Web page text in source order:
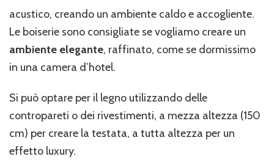
acustico, creando un ambiente caldo e accogliente.
Le boiserie sono consigliate se vogliamo creare un
ambiente elegante, raffinato, come se dormissimo
in una camera d’hotel.
Si può optare per il legno utilizzando delle
contropareti o dei rivestimenti, a mezza altezza (150
cm) per creare la testata, a tutta altezza per un
effetto luxury.